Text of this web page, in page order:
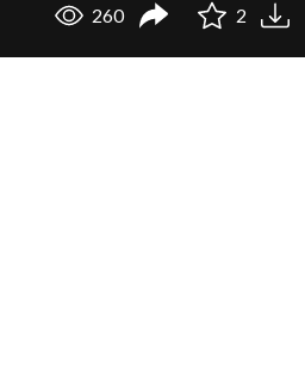
260 2